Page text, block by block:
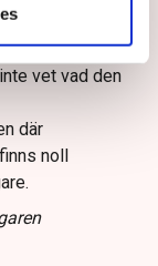
kan inte ägna
där det verkar
vet vad den
där
noll